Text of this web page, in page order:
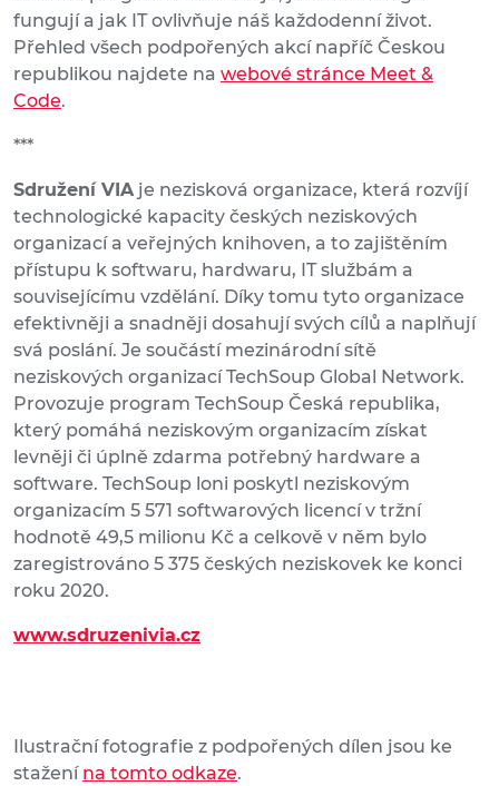
fungují a jak IT ovlivňuje náš každodenní život.
Přehled všech podpořených akcí napříč Českou
republikou najdete na webové stránce Meet &
Code.
***
Sdružení VIAje nezisková organizace, která rozvíjí
technologické kapacity českých neziskových
organizací a veřejných knihoven, a to zajištěním
přístupu k softwaru, hardwaru, IT službám a
souvisejícímu vzdělání. Díky tomu tyto organizace
efektivněji a snadněji dosahují svých cílů a naplňují
svá poslání. Je součástí mezinárodní sítě
neziskových organizací TechSoup Global Network.
Provozuje program TechSoup Česká republika,
který pomáhá neziskovým organizacím získat
levněji či úplně zdarma potřebný hardware a
software. TechSoup loni poskytl neziskovým
organizacím 5 571 softwarových licencí v tržní
hodnotě 49,5 milionu Kč a celkově v něm bylo
zaregistrováno 5 375 českých neziskovek ke konci
roku 2020.
www.sdruzenivia.cz
Ilustrační fotografie z podpořených dílen jsou ke
stažení na tomto odkaze.